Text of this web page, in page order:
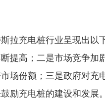
拉充电桩行业呈现出以
提高；二是市场竞争加
场份额；三是政府对充
励充电桩的建设和发展。